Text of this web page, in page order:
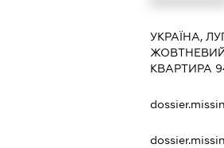
УКРАЇНА,
КВАРТИРА